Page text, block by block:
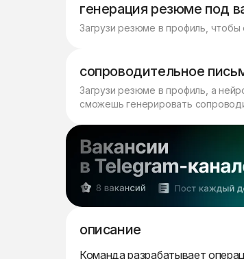
генерация резюме под
Загрузи резюме в профиль,
сопроводительное
Загрузи резюме в профиль, а
сможешь генерировать
описание
Команда разрабатывает